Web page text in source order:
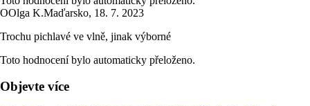
OOlga K.Maďarsko, 18. 7. 2023
Trochu pichlavé ve vlně, jinak výborné
Toto hodnocení bylo automaticky přeloženo.
Objevte více